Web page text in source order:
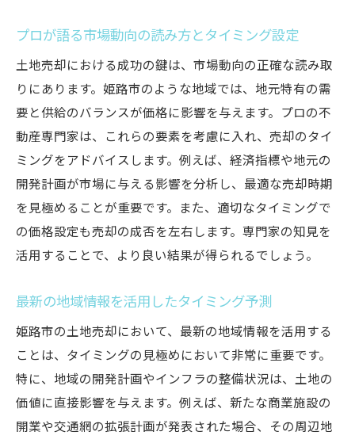
プロが語る市場動向の読み方とタイミング設定
土地売却における成功の鍵は、市場動向の正確な読み取
りにあります。姫路市のような地域では、地元特有の需
要と供給のバランスが価格に影響を与えます。プロの不
動産専門家は、これらの要素を考慮に入れ、売却のタイ
ミングをアドバイスします。例えば、経済指標や地元の
開発計画が市場に与える影響を分析し、最適な売却時期
を見極めることが重要です。また、適切なタイミングで
の価格設定も売却の成否を左右します。専門家の知見を
活用することで、より良い結果が得られるでしょう。
最新の地域情報を活用したタイミング予測
姫路市の土地売却において、最新の地域情報を活用する
ことは、タイミングの見極めにおいて非常に重要です。
特に、地域の開発計画やインフラの整備状況は、土地の
価値に直接影響を与えます。例えば、新たな商業施設の
開業や交通網の拡張計画が発表された場合、その周辺地